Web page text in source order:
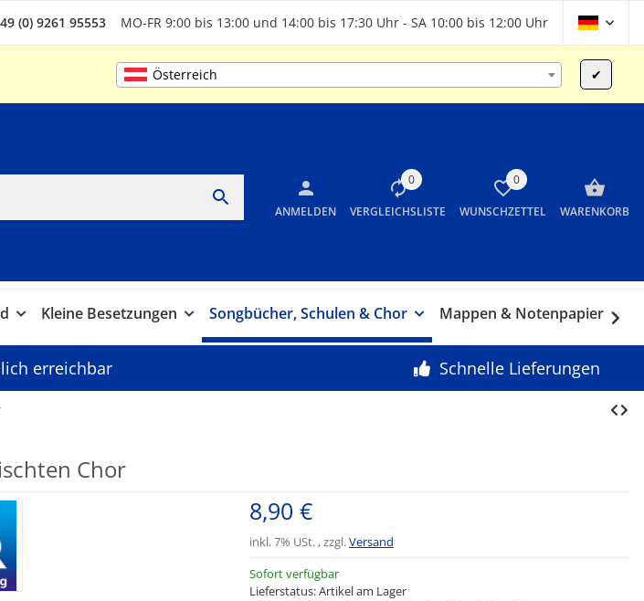
(0) 9261 95553 MO-FR 9:00 bis 13:00 und 14:00 bis 17:30 Uhr - SA 10:00 bis 12:00 Uhr
Österreich ✔
ANMELDEN
0
VERGLEICHSLISTE
0
WUNSCHZETTEL WARENKORB
Kleine Besetzungen Songbücher, Schulen & Chor Mappen & Notenpapier
erreichbar Schnelle Lieferungen
Chor
Sofort verfügbar
Lieferstatus: Artikel am Lager
8,90 €
inkl. 7% USt. , zzgl.Versand